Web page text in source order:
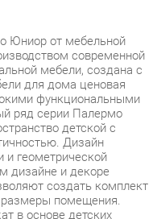
современной
мебели, создана с
для дома ценовая
функциональными
серии Палермо
детской с
Дизайн
геометрической
и декоре
создать комплект
помещения.
в основе детских
расцветка, яркие
и хорошо
этот гарнитур